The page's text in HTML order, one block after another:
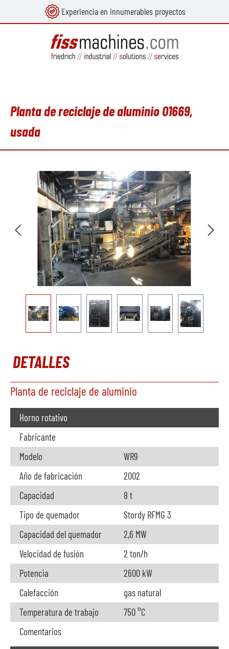
principal Experiencia en innumerables proyectos
Planta de reciclaje de aluminio O1669,
usada
Omitir galería de imágenes
DETALLES
Planta de reciclaje de aluminio
Horno rotativo
Fabricante
Modelo
WR9
Año de fabricación
2002
Capacidad
8 t
Tipo de quemador
Stordy RFMG 3
Capacidad del quemador
2,6 MW
Velocidad de fusión
2 ton/h
Potencia
2600 kW
Calefacción
gas natural
Temperatura de trabajo
750 °C
Comentarios